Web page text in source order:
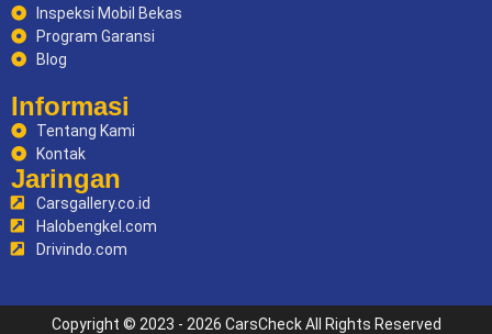
Inspeksi Mobil Bekas
Program Garansi
Blog
Informasi
Tentang Kami
Kontak
Jaringan
Carsgallery.co.id
Halobengkel.com
Drivindo.com
Copyright © 2023 - 2026 CarsCheck All Rights Reserved